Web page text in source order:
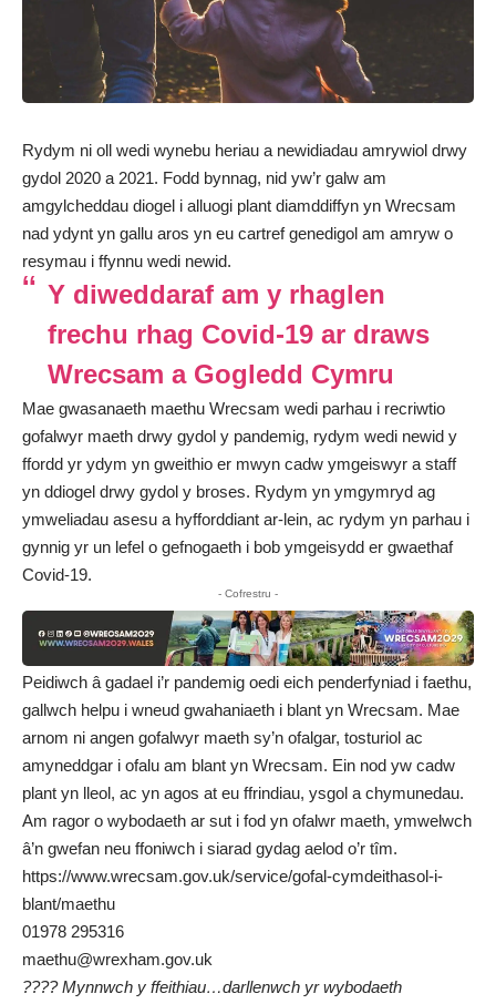
Rydym ni oll wedi wynebu heriau a newidiadau amrywiol drwy
gydol 2020 a 2021. Fodd bynnag, nid yw’r galw am
amgylcheddau diogel i alluogi plant diamddiffyn yn Wrecsam
nad ydynt yn gallu aros yn eu cartref genedigol am amryw o
resymau i ffynnu wedi newid.
Y diweddaraf am y rhaglen
frechu rhag Covid-19 ar draws
Wrecsam a Gogledd Cymru
Mae gwasanaeth maethu Wrecsam wedi parhau i recriwtio
gofalwyr maeth drwy gydol y pandemig, rydym wedi newid y
ffordd yr ydym yn gweithio er mwyn cadw ymgeiswyr a staff
yn ddiogel drwy gydol y broses. Rydym yn ymgymryd ag
ymweliadau asesu a hyfforddiant ar-lein, ac rydym yn parhau i
gynnig yr un lefel o gefnogaeth i bob ymgeisydd er gwaethaf
Covid-19.
- Cofrestru -
Peidiwch â gadael i’r pandemig oedi eich penderfyniad i faethu,
gallwch helpu i wneud gwahaniaeth i blant yn Wrecsam. Mae
arnom ni angen gofalwyr maeth sy’n ofalgar, tosturiol ac
amyneddgar i ofalu am blant yn Wrecsam. Ein nod yw cadw
plant yn lleol, ac yn agos at eu ffrindiau, ysgol a chymunedau.
Am ragor o wybodaeth ar sut i fod yn ofalwr maeth, ymwelwch
â’n gwefan neu ffoniwch i siarad gydag aelod o’r tîm.
https://www.wrecsam.gov.uk/service/gofal-cymdeithasol-i-
blant/maethu
01978 295316
maethu@wrexham.gov.uk
???? Mynnwch y ffeithiau…darllenwch yr wybodaeth